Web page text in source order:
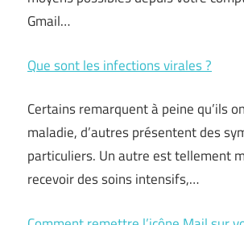
Gmail…
Que sont les infections virales ?
Certains remarquent à peine qu’ils
maladie, d’autres présentent des
particuliers. Un autre est tellement
recevoir des soins intensifs,…